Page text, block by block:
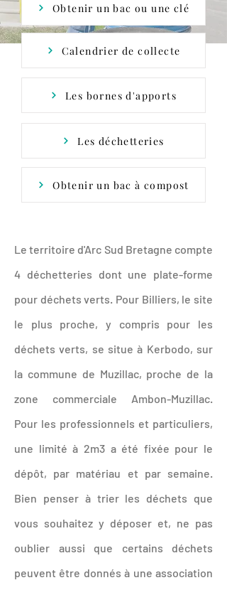
Obtenir un bac ou une clé
Calendrier de collecte
Les bornes d'apports
Les déchetteries
Obtenir un bac à compost
Le territoire d'Arc Sud Bretagne compte
4 déchetteries dont une plate-forme
pour déchets verts. Pour Billiers, le site
le plus proche, y compris pour les
déchets verts, se situe à Kerbodo, sur
la commune de Muzillac, proche de la
zone commerciale Ambon-Muzillac.
Pour les professionnels et particuliers,
une limité à 2m3 a été fixée pour le
dépôt, par matériau et par semaine.
Bien penser à trier les déchets que
vous souhaitez y déposer et, ne pas
oublier aussi que certains déchets
peuvent être donnés à une association